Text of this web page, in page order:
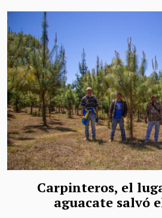
Carpinteros, el
aguacate salvó